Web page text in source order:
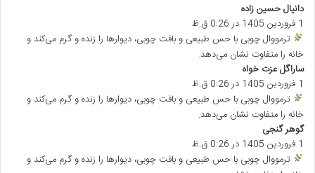
دانیال حسین زاده
ف
ت
:
1 فروردین 1405 در 0:26 ق.ظ
ترمووال چوبی با حس طبیعی و بافت چوبی، دیوارها را زنده و گرم می‌کند و
خانه را متفاوت نشان می‌دهد.
ساراگل عزت خواه
ف
ت
:
1 فروردین 1405 در 0:26 ق.ظ
ترمووال چوبی با حس طبیعی و بافت چوبی، دیوارها را زنده و گرم می‌کند و
خانه را متفاوت نشان می‌دهد.
گوهر گنجی
ف
ت
1 فروردین 1405 در 0:26 ق.ظ
ترمووال چوبی با حس طبیعی و بافت چوبی، دیوارها را زنده و گرم می‌کند و